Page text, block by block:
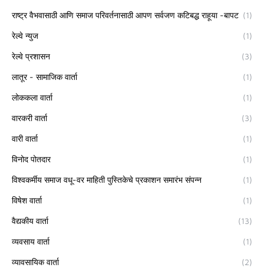
राष्ट्र वैभवासाठी आणि समाज परिवर्तनासाठी आपण सर्वजण कटिबद्ध राहूया -बापट (1)
रेल्वे न्युज (1)
रेल्वे प्रशासन (3)
लातूर - सामाजिक वार्ता (1)
लोककला वार्ता (1)
वारकरी वार्ता (3)
वारी वार्ता (1)
विनोद पोतदार (1)
विश्वकर्मीय समाज वधू-वर माहिती पुस्तिकेचे प्रकाशन समारंभ संपन्न (1)
विषेश वार्ता (1)
वैद्यकीय वार्ता (13)
व्यवसाय वार्ता (1)
व्यावसायिक वार्ता (2)